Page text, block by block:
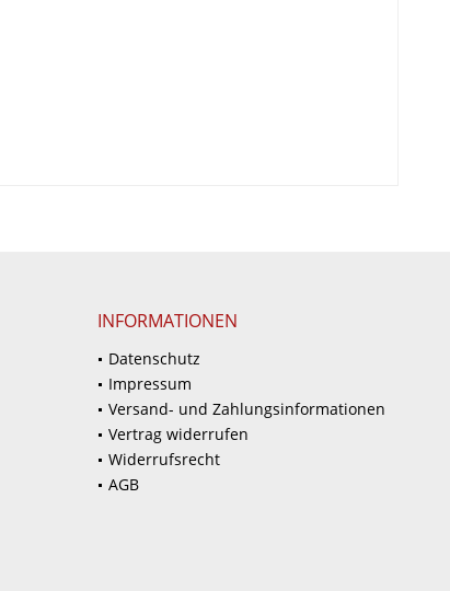
INFORMATIONEN
Datenschutz
Impressum
Versand- und Zahlungsinformationen
Vertrag widerrufen
Widerrufsrecht
AGB